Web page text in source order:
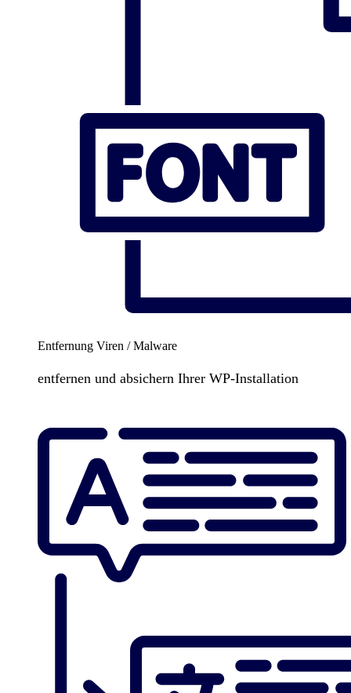
Entfernung Viren / Malware
entfernen und absichern Ihrer WP-Installation